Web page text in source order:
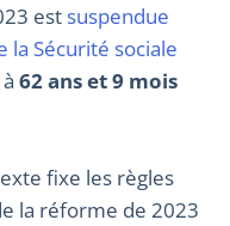
est suspendue
la Sécurité sociale
62 ans et 9 mois
fixe les règles
la réforme de 2023